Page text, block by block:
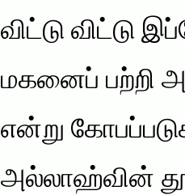
விட்டு விட்டு
மகனைப் பற்றி
என்று
அல்லாஹ்வின்